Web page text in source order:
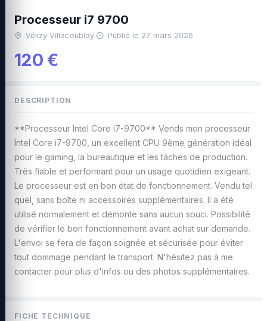
DESCRIPTION
**Processeur Intel Core i7-9700** Vends mon processeur
Intel Core i7-9700, un excellent CPU 9ème génération idéal
pour le gaming, la bureautique et les tâches de production.
Très fiable et performant pour un usage quotidien exigeant.
Le processeur est en bon état de fonctionnement. Vendu tel
quel, sans boîte ni accessoires supplémentaires. Il a été
utilisé normalement et démonte sans aucun souci. Possibilité
de vérifier le bon fonctionnement avant achat sur demande.
L'envoi se fera de façon soignée et sécurisée pour éviter
tout dommage pendant le transport. N'hésitez pas à me
contacter pour plus d'infos ou des photos supplémentaires.
Processeur i7 9700
Vélizy-Villacoublay· Publié le 27 mars 2026
120 €
FICHE TECHNIQUE